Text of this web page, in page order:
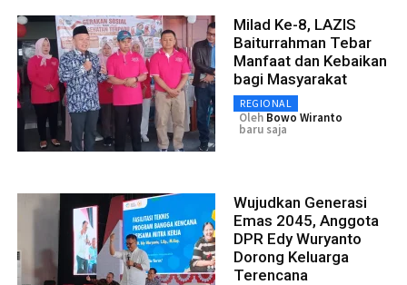
Milad Ke-8, LAZIS
Baiturrahman Tebar
Manfaat dan Kebaikan
bagi Masyarakat
REGIONAL
Oleh Bowo Wiranto
baru saja
Wujudkan Generasi
Emas 2045, Anggota
DPR Edy Wuryanto
Dorong Keluarga
Terencana